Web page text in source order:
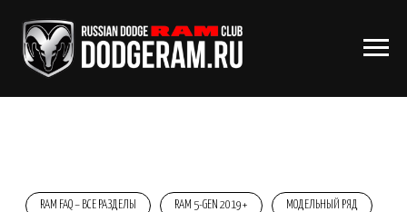
RAM FAQ – ВСЕ РАЗДЕЛЫ RAM 5-GEN 2019+ МОДЕЛЬНЫЙ РЯД